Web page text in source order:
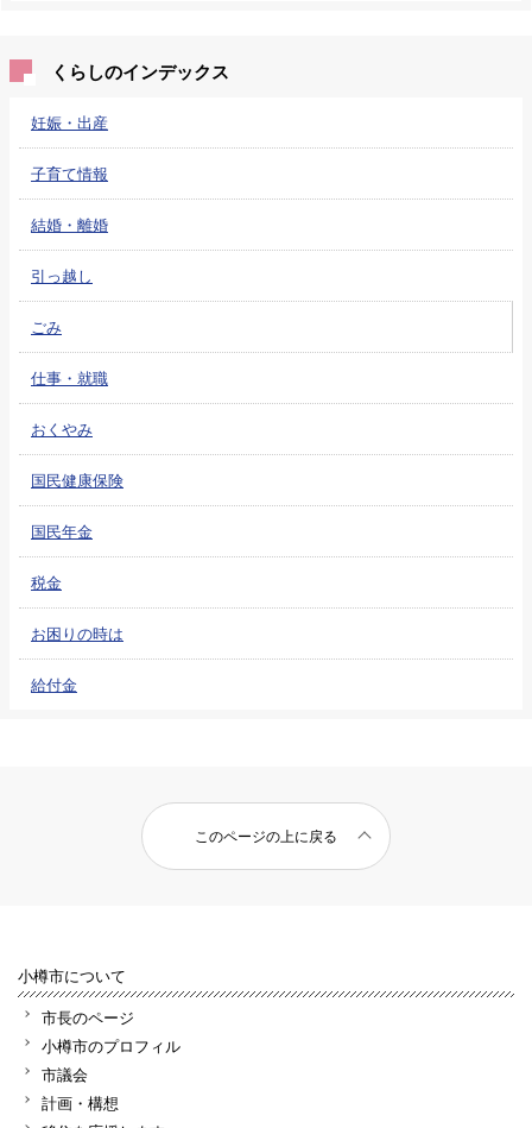
くらしのインデックス
妊娠・出産
子育て情報
結婚・離婚
引っ越し
ごみ
仕事・就職
おくやみ
国民健康保険
国民年金
税金
お困りの時は
給付金
このページの上に戻る
小樽市について
市長のページ
小樽市のプロフィル
市議会
計画・構想